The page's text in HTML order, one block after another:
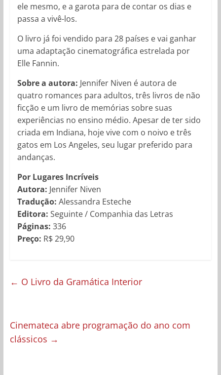
ele mesmo, e a garota para de contar os dias e
passa a vivê-los.
O livro já foi vendido para 28 países e vai ganhar
uma adaptação cinematográfica estrelada por
Elle Fannin.
Sobre a autora: Jennifer Niven é autora de
quatro romances para adultos, três livros de não
ficção e um livro de memórias sobre suas
experiências no ensino médio. Apesar de ter sido
criada em Indiana, hoje vive com o noivo e três
gatos em Los Angeles, seu lugar preferido para
andanças.
Por Lugares Incríveis
Autora: Jennifer Niven
Tradução: Alessandra Esteche
Editora: Seguinte / Companhia das Letras
Páginas: 336
Preço: R$ 29,90
← O Livro da Gramática Interior
Cinemateca abre programação do ano com
clássicos →